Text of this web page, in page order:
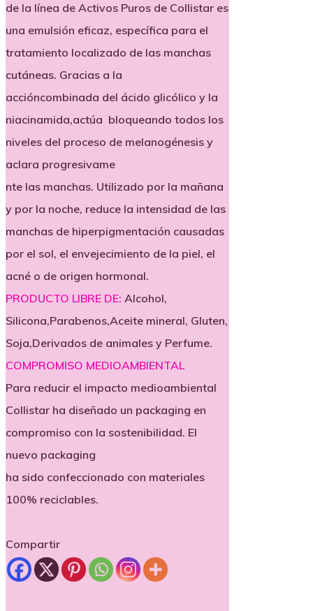
de la línea de Activos Puros de Collistar es
una emulsión eficaz, específica para el
tratamiento localizado de las manchas
cutáneas. Gracias a la
accióncombinada del ácido glicólico y la
niacinamida,actúa bloqueando todos los
niveles del proceso de melanogénesis y
aclara progresivame
nte las manchas. Utilizado por la mañana
y por la noche, reduce la intensidad de las
manchas de hiperpigmentación causadas
por el sol, el envejecimiento de la piel, el
acné o de origen hormonal.
PRODUCTO LIBRE DE: Alcohol,
Silicona,Parabenos,Aceite mineral, Gluten,
Soja,Derivados de animales y Perfume.
COMPROMISO MEDIOAMBIENTAL
Para reducir el impacto medioambiental
Collistar ha diseñado un packaging en
compromiso con la sostenibilidad. El
nuevo packaging
ha sido confeccionado con materiales
100% reciclables.
Compartir